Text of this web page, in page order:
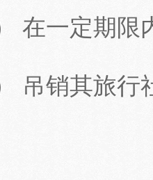
一定期限
销其旅行